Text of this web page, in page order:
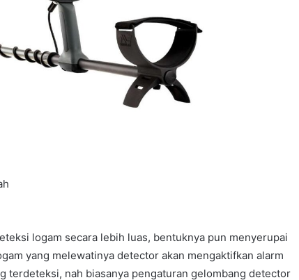
logam secara lebih luas, bentuknya pun menyerupai
yang melewatinya detector akan mengaktifkan alarm
terdeteksi, nah biasanya pengaturan gelombang detector